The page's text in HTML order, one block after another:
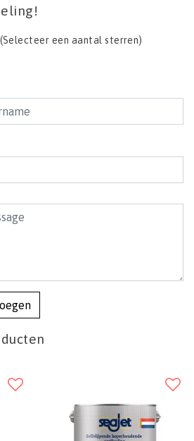
(Selecteer een aantal sterren)